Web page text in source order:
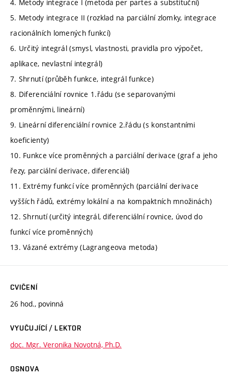
4. Metody integrace I (metoda per partes a substituční)
5. Metody integrace II (rozklad na parciální zlomky, integrace
racionálních lomených funkcí)
6. Určitý integrál (smysl, vlastnosti, pravidla pro výpočet,
aplikace, nevlastní integrál)
7. Shrnutí (průběh funkce, integrál funkce)
8. Diferenciální rovnice 1.řádu (se separovanými
proměnnými, lineární)
9. Lineární diferenciální rovnice 2.řádu (s konstantními
koeficienty)
10. Funkce více proměnných a parciální derivace (graf a jeho
řezy, parciální derivace, diferenciál)
11. Extrémy funkcí více proměnných (parciální derivace
vyšších řádů, extrémy lokální a na kompaktních množinách)
12. Shrnutí (určitý integrál, diferenciální rovnice, úvod do
funkcí více proměnných)
13. Vázané extrémy (Lagrangeova metoda)
CVIČENÍ
26 hod., povinná
VYUČUJÍCÍ / LEKTOR
doc. Mgr. Veronika Novotná, Ph.D.
OSNOVA